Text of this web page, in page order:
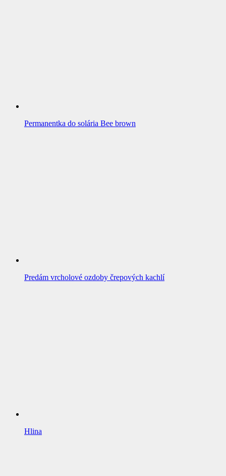
Permanentka do solária Bee brown
Predám vrcholové ozdoby črepových kachlí
Hlina